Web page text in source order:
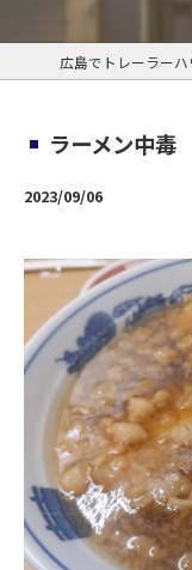
ラーメン中毒
2023/09/06